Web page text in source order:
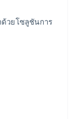
วยโซลูชันการ